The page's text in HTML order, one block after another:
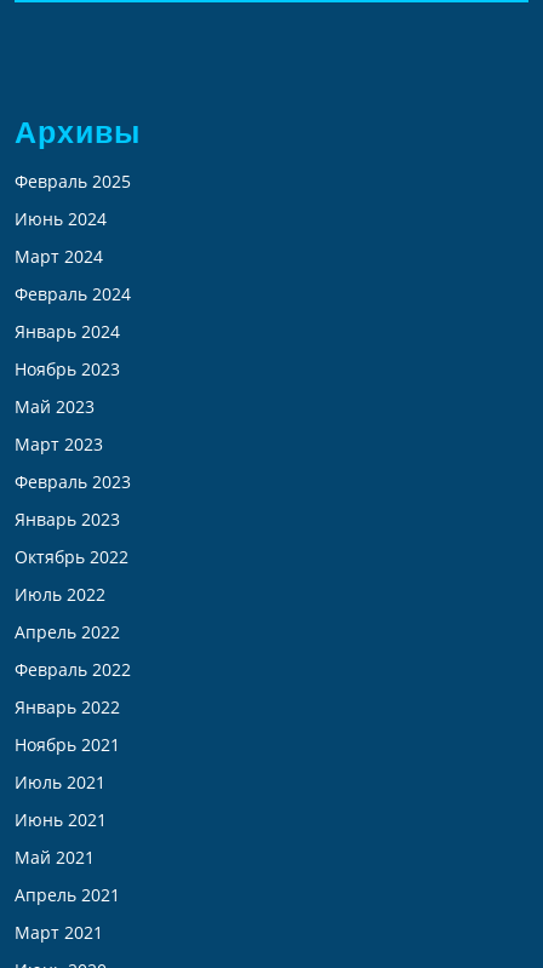
Архивы
Февраль 2025
Июнь 2024
Март 2024
Февраль 2024
Январь 2024
Ноябрь 2023
Май 2023
Март 2023
Февраль 2023
Январь 2023
Октябрь 2022
Июль 2022
Апрель 2022
Февраль 2022
Январь 2022
Ноябрь 2021
Июль 2021
Июнь 2021
Май 2021
Апрель 2021
Март 2021